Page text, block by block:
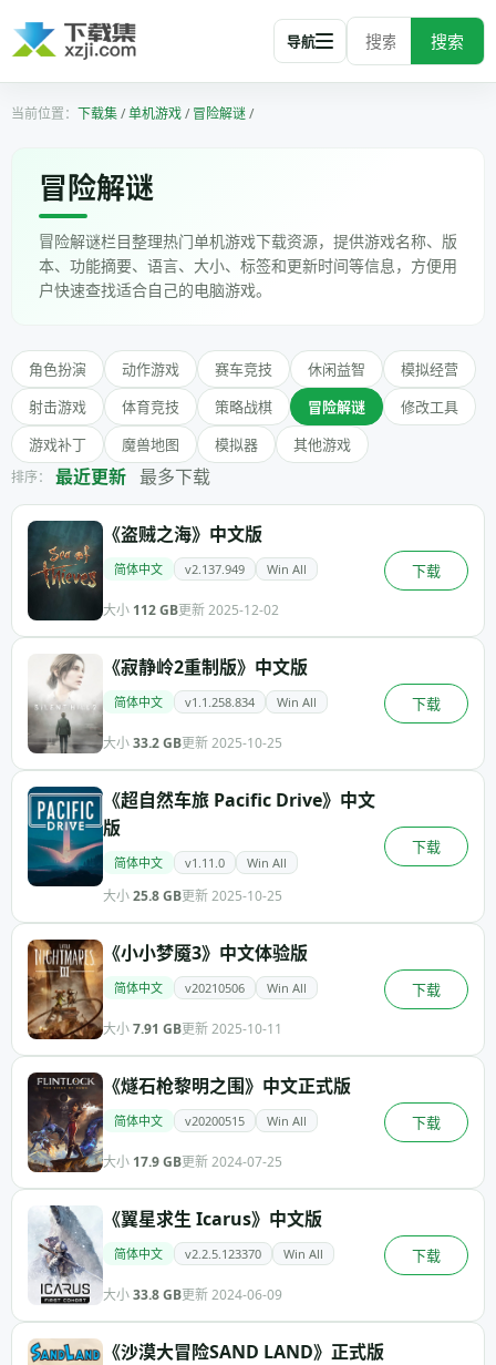
搜索
导航
下载集/单机游戏/冒险解谜/
冒险解谜
冒险解谜栏目整理热门单机游戏下载资源，提供游戏名称、版
本、功能摘要、语言、大小、标签和更新时间等信息，方便用
户快速查找适合自己的电脑游戏。
角色扮演 动作游戏 赛车竞技 休闲益智
模拟经营
射击游戏
体育竞技 策略战棋 冒险解谜
修改工具
游戏补丁
魔兽地图 模拟器 其他游戏
最近更新 最多下载
《盗贼之海》中文版
简体中文 v2.137.949 Win All
大小 112 GB更新 2025-12-02
下载
《寂静岭2重制版》中文版
简体中文 v1.1.258.834 Win All
大小33.2 GB更新 2025-10-25
下载
《超自然车旅 Pacific Drive》中文
版
简体中文 v1.11.0 Win All
大小25.8 GB更新 2025-10-25
下载
《小小梦魇3》中文体验版
简体中文 v20210506 Win All
大小7.91 GB更新 2025-10-11
下载
《燧石枪黎明之围》中文正式版
简体中文 v20200515 Win All
大小 17.9 GB更新 2024-07-25
下载
《翼星求生 Icarus》中文版
简体中文 v2.2.5.123370 Win All
大小33.8 GB更新 2024-06-09
下载
《沙漠大冒险SAND LAND》正式版